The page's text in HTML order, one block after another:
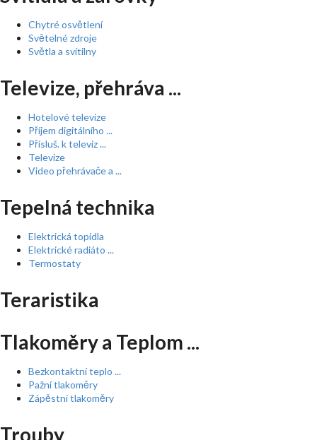
Chytré osvětlení
Světelné zdroje
Světla a svítilny
Televize, přehráva ...
Hotelové televize
Příjem digitálního ...
Přísluš. k televiz ...
Televize
Video přehrávače a ...
Tepelná technika
Elektrická topidla
Elektrické radiáto ...
Termostaty
Teraristika
Tlakoměry a Teplom ...
Bezkontaktní teplo ...
Pažní tlakoměry
Zápěstní tlakoměry
Trouby